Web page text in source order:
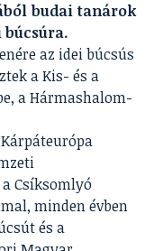
budai tanárok
az idei búcsús
a Kis- és a
a Hármashalom-
Csíksomlyó
minden évben
és a